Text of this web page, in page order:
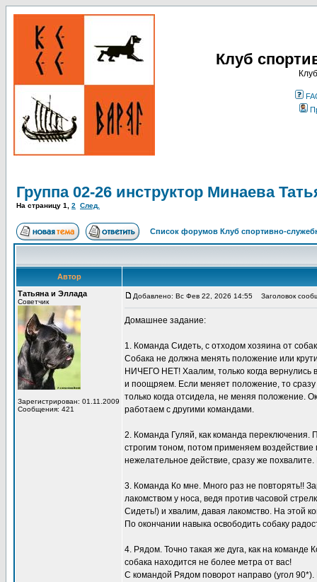
Клуб
Группа 02-26 инструктор Минаева
На страницу 1 2 След.
Список форумов Клуб спортивно-
Автор
Татьяна и Эллада
Советчик
Зарегистрирован: 01.11.2009
Сообщения: 421
Добавлено: Вс Фев 22, 2026 14:55 Заголовок
Домашнее задание:
1. Команда Сидеть, с отходом хозяина от
Собака не должна менять положение или
НИЧЕГО НЕТ! Хаалим, только когда вернулись
и поощряем. Если меняет положение, то
только когда отсидела, не меняя положение.
работаем с другими командами.
2. Команда Гуляй, как команда
строгим тоном, потом применяем воздействие
нежелательное действие, сразу же
3. Команда Ко мне. Много раз не повторять!!
лакомством у носа, ведя против часовой
Сидеть!) и хвалим, давая лакомство. На этой
По окончании навыка освободить собаку
4. Рядом. Точно такая же дуга, как на команде
собака находится не более метра от вас!
С командой Рядом поворот направо (угол 90*).